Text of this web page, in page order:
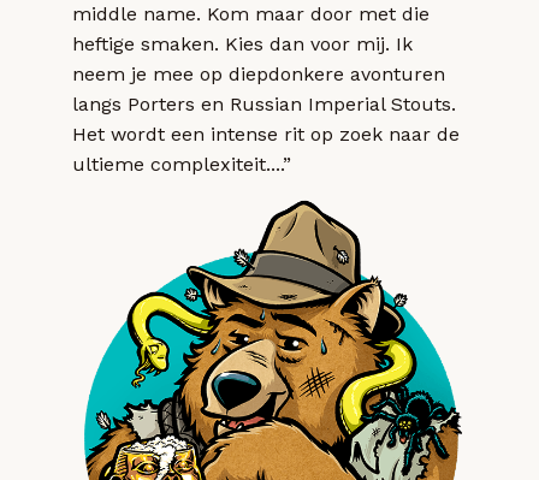
middle name. Kom maar door met die
heftige smaken. Kies dan voor mij. Ik
neem je mee op diepdonkere avonturen
langs Porters en Russian Imperial Stouts.
Het wordt een intense rit op zoek naar de
ultieme complexiteit....”